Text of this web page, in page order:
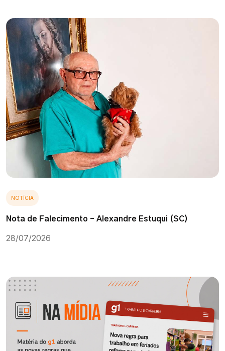
NOTÍCIA
Nota de Falecimento – Alexandre Estuqui (SC)
28/07/2026